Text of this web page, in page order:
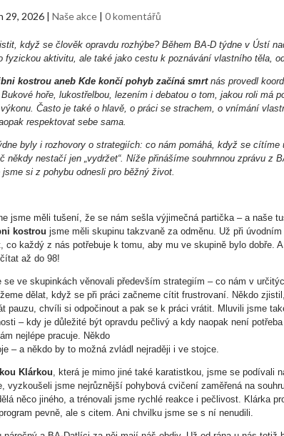
29, 2026 |Naše akce |0 komentářů
když se člověk opravdu rozhýbe? Během BA-D týdne v Ústí
fyzickou aktivitu, ale také jako cestu k poznávání vlastního těla,
kostrou aneb Kde končí pohyb začíná smrtnás provedl
hoře, lukostřelbou, lezením i debatou o tom, jakou roli má
Často je také o hlavě, o práci se strachem, o vnímání
respektovat sebe sama.
byly i rozhovory o strategiích: co nám pomáhá, když se
někdy nestačí jen „vydržet“. Níže přinášíme souhrnnou zprávu z
si z pohybu odnesli pro běžný život.
jsme měli tušení, že se nám sešla výjimečná partička – a naše
kostrou jsme měli skupinu takzvaně za odměnu. Už při
co každý z nás potřebuje k tomu, aby mu ve skupině bylo dobře.
až do 98!
se ve skupinkách věnovali především strategiím – co nám v
dělat, když se při práci začneme cítit frustrovaní. Někdo
pauzu, chvíli si odpočinout a pak se k práci vrátit. Mluvili jsme
– kdy je důležité být opravdu pečlivý a kdy naopak není
nejlépe pracuje. Někdo
– a někdo by to možná zvládl nejraději i ve stojce.
Klárkou, která je mimo jiné také karatistkou, jsme se podívali
vyzkoušeli jsme nejrůznější pohybová cvičení zaměřená na
něco jiného, a trénovali jsme rychlé reakce i pečlivost. Klárka
pevně, ale s citem. Ani chvilku jsme se s ní nenudili.